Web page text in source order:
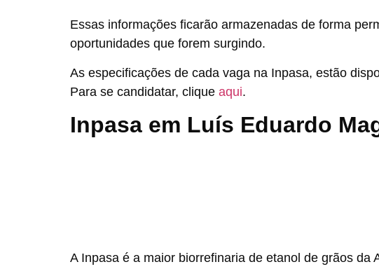
Essas informações ficarão armazenadas de forma
oportunidades que forem surgindo.
As especificações de cada vaga na Inpasa, estão
Para se candidatar, clique aqui.
Inpasa em Luís Eduardo
A Inpasa é a maior biorrefinaria de etanol de grãos da